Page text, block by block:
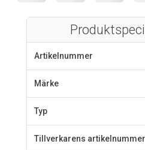
Artikelnummer
Märke
Typ
Tillverkarens artikelnummer